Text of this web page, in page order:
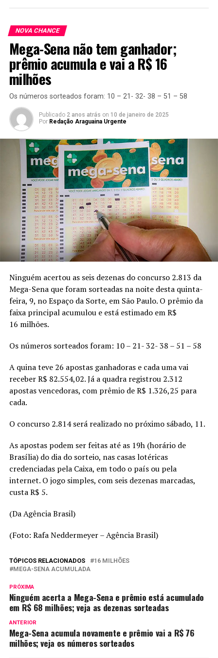
NOVA CHANCE
Mega-Sena não tem ganhador;
prêmio acumula e vai a R$ 16
milhões
Os números sorteados foram: 10 – 21- 32- 38 – 51 – 58
Publicado 2 anos atrás on 10 de janeiro de 2025
Por Redação Araguaina Urgente
Ninguém acertou as seis dezenas do concurso 2.813 da
Mega-Sena que foram sorteadas na noite desta quinta-
feira, 9, no Espaço da Sorte, em São Paulo. O prêmio da
faixa principal acumulou e está estimado em R$
16 milhões.
Os números sorteados foram: 10 – 21- 32- 38 – 51 – 58
A quina teve 26 apostas ganhadoras e cada uma vai
receber R$ 82.554,02. Já a quadra registrou 2.312
apostas vencedoras, com prêmio de R$ 1.326,25 para
cada.
O concurso 2.814 será realizado no próximo sábado, 11.
As apostas podem ser feitas até as 19h (horário de
Brasília) do dia do sorteio, nas casas lotéricas
credenciadas pela Caixa, em todo o país ou pela
internet. O jogo simples, com seis dezenas marcadas,
custa R$ 5.
(Da Agência Brasil)
(Foto: Rafa Neddermeyer – Agência Brasil)
TÓPICOS RELACIONADOS
16 MILHÕES
MEGA-SENA ACUMULADA
PRÓXIMA
Ninguém acerta a Mega-Sena e prêmio está acumulado
em R$ 68 milhões; veja as dezenas sorteadas
ANTERIOR
Mega-Sena acumula novamente e prêmio vai a R$ 76
milhões; veja os números sorteados